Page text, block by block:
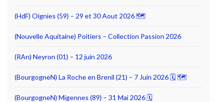
(HdF) Oignies (59) – 29 et 30 Aout 2026 🗺
(Nouvelle Aquitaine) Poitiers – Collection Passion 2026
(RAn) Neyron (01) – 12 juin 2026
(BourgogneN) La Roche en Brenil (21) – 7 Juin 2026 🗓 🗺
(BourgogneN) Migennes (89) – 31 Mai 2026 🗓